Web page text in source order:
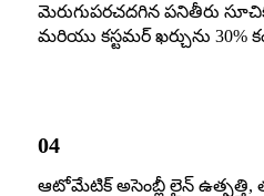
మెరుగుపరచదగిన పనితీరు
మరియు కస్టమర్ ఖర్చును 30%
04
ఆటోమేటిక్ అసెంబ్లీ లైన్ ఉత్పత్తి,